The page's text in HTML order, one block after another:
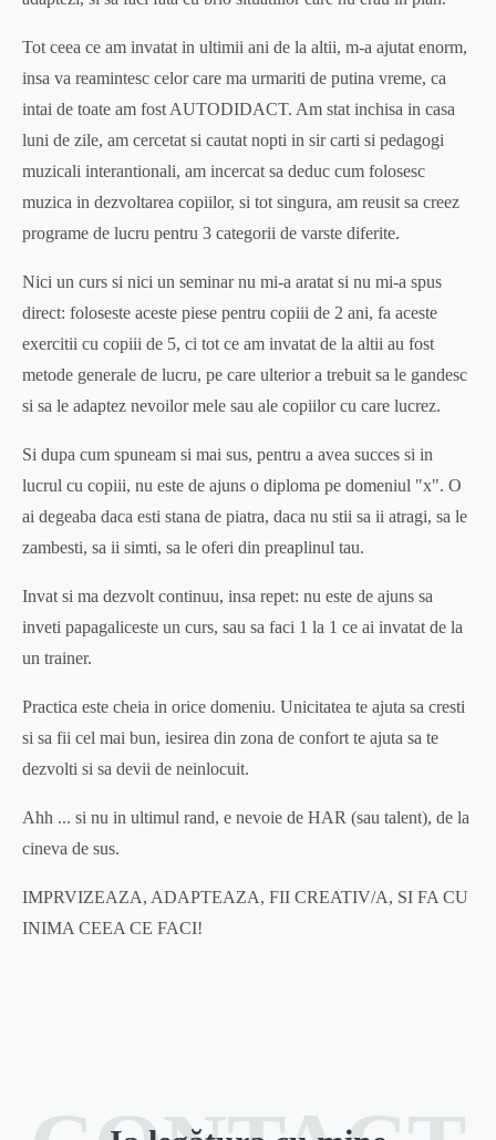
Tot ceea ce am invatat in ultimii ani de la altii, m-a ajutat enorm,
insa va reamintesc celor care ma urmariti de putina vreme, ca
intai de toate am fost AUTODIDACT. Am stat inchisa in casa
luni de zile, am cercetat si cautat nopti in sir carti si pedagogi
muzicali interantionali, am incercat sa deduc cum folosesc
muzica in dezvoltarea copiilor, si tot singura, am reusit sa creez
programe de lucru pentru 3 categorii de varste diferite.
Nici un curs si nici un seminar nu mi-a aratat si nu mi-a spus
direct: foloseste aceste piese pentru copiii de 2 ani, fa aceste
exercitii cu copiii de 5, ci tot ce am invatat de la altii au fost
metode generale de lucru, pe care ulterior a trebuit sa le gandesc
si sa le adaptez nevoilor mele sau ale copiilor cu care lucrez.
Si dupa cum spuneam si mai sus, pentru a avea succes si in
lucrul cu copiii, nu este de ajuns o diploma pe domeniul "x". O
ai degeaba daca esti stana de piatra, daca nu stii sa ii atragi, sa le
zambesti, sa ii simti, sa le oferi din preaplinul tau.
Invat si ma dezvolt continuu, insa repet: nu este de ajuns sa
inveti papagaliceste un curs, sau sa faci 1 la 1 ce ai invatat de la
un trainer.
Practica este cheia in orice domeniu. Unicitatea te ajuta sa cresti
si sa fii cel mai bun, iesirea din zona de confort te ajuta sa te
dezvolti si sa devii de neinlocuit.
Ahh ... si nu in ultimul rand, e nevoie de HAR (sau talent), de la
cineva de sus.
IMPRVIZEAZA, ADAPTEAZA, FII CREATIV/A, SI FA CU
INIMA CEEA CE FACI!